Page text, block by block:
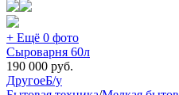
+ Ещё 0 фото
Сыроварня 60л
190 000 руб.
ДругоеБ/у